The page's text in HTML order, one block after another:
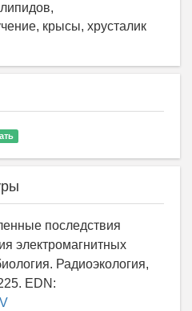
крысы, хрусталик
последствия
электромагнитных
Радиоэкология,
EDN: